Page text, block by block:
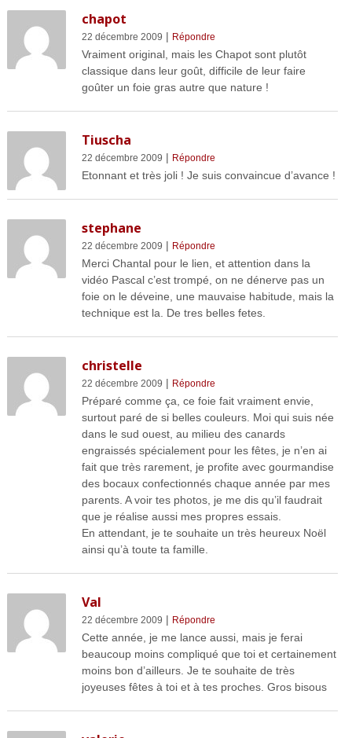
chapot
22 décembre 2009 | Répondre
Vraiment original, mais les Chapot sont plutôt
classique dans leur goût, difficile de leur faire
goûter un foie gras autre que nature !
Tiuscha
22 décembre 2009 | Répondre
Etonnant et très joli ! Je suis convaincue d’avance !
stephane
22 décembre 2009 | Répondre
Merci Chantal pour le lien, et attention dans la
vidéo Pascal c’est trompé, on ne dénerve pas un
foie on le déveine, une mauvaise habitude, mais la
technique est la. De tres belles fetes.
christelle
22 décembre 2009 | Répondre
Préparé comme ça, ce foie fait vraiment envie,
surtout paré de si belles couleurs. Moi qui suis née
dans le sud ouest, au milieu des canards
engraissés spécialement pour les fêtes, je n’en ai
fait que très rarement, je profite avec gourmandise
des bocaux confectionnés chaque année par mes
parents. A voir tes photos, je me dis qu’il faudrait
que je réalise aussi mes propres essais.
En attendant, je te souhaite un très heureux Noël
ainsi qu’à toute ta famille.
Val
22 décembre 2009 | Répondre
Cette année, je me lance aussi, mais je ferai
beaucoup moins compliqué que toi et certainement
moins bon d’ailleurs. Je te souhaite de très
joyeuses fêtes à toi et à tes proches. Gros bisous